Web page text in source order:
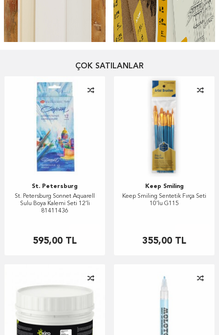
Sulu Boya
ÇOK SATILANLAR
St. Petersburg
St. Petersburg Sonnet Aquarell
Sulu Boya Kalemi Seti 12’li
81411436
595,00 TL
Keep Smiling
Keep Smiling Sentetik Fırça Seti
10’lu G115
355,00 TL